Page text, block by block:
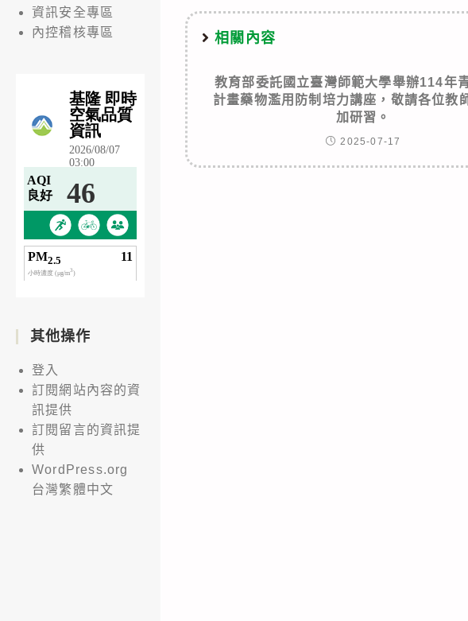
相關內容
教育部委託國立臺灣師範大學舉辦114年
計畫藥物濫用防制培力講座，敬請各位教
加研習。
2025-07-17
資訊安全專區
內控稽核專區
其他操作
登入
訂閱網站內容的資
訊提供
訂閱留言的資訊提
供
WordPress.org
台灣繁體中文